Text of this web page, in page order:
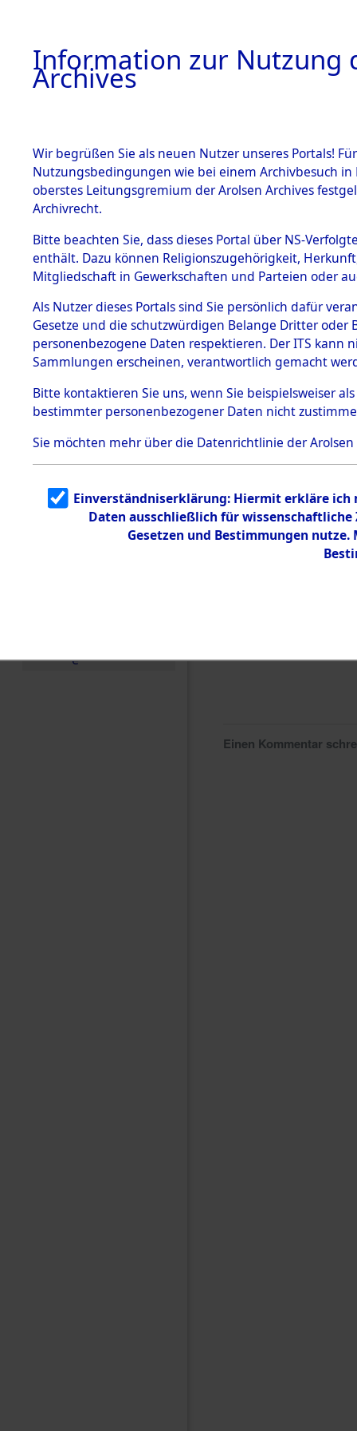
BESTÄNDE
1.
mente
5. Verschiedenes
5.3
Todesmärsche
5.3.1 Alliierte
Erhebungen
zu
Todesmärsch
en
5.3.2
g
5.3.3
Todesmärsch
e
0002
Einen Kommentar
Information zur Nutzung
Archives
Wir begrüßen Sie als neuen Nutzer unseres Portals!
Nutzungsbedingungen wie bei einem Archivbesuch
oberstes Leitungsgremium der Arolsen Archives
Archivrecht.
Bitte beachten Sie, dass dieses Portal über NS-
enthält. Dazu können Religionszugehörigkeit,
Mitgliedschaft in Gewerkschaften und Parteien oder
Als Nutzer dieses Portals sind Sie persönlich dafür
Gesetze und die schutzwürdigen Belange Dritter
personenbezogene Daten respektieren. Der ITS
Sammlungen erscheinen, verantwortlich gemacht
Bitte kontaktieren Sie uns, wenn Sie beispielsweiser
bestimmter personenbezogener Daten nicht
Sie möchten mehr über die Datenrichtlinie der Arolsen
Einverständniserklärung: Hiermit erkläre ich
Daten ausschließlich für
Gesetzen und Bestimmungen